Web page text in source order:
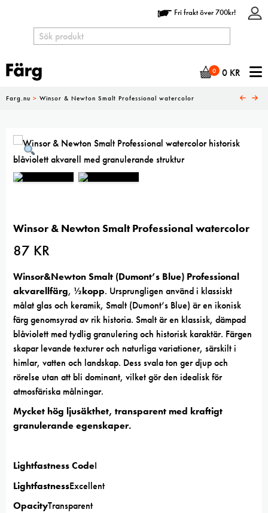
Fri frakt över 700kr!
0 0 KR
Farg.nu > Winsor & Newton Smalt Professional watercolor
Winsor & Newton Smalt Professional watercolor
87 KR
Winsor&Newton Smalt (Dumont’s Blue) Professional
akvarellfärg, ½kopp. Ursprungligen använd i klassiskt
målat glas och keramik, Smalt (Dumont’s Blue) är en ikonisk
färg genomsyrad av rik historia. Smalt är en klassisk, dämpad
blåviolett med tydlig granulering och historisk karaktär. Färgen
skapar levande texturer och naturliga variationer, särskilt i
himlar, vatten och landskap. Dess svala ton ger djup och
rörelse utan att bli dominant, vilket gör den idealisk för
atmosfäriska målningar.
Mycket hög ljusäkthet, transparent med kraftigt
granulerande egenskaper.
Lightfastness CodeI
LightfastnessExcellent
OpacityTransparent